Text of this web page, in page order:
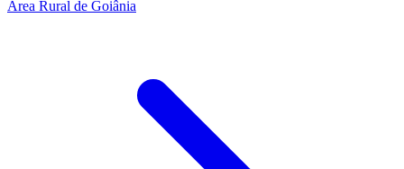
Área Rural de Goiânia